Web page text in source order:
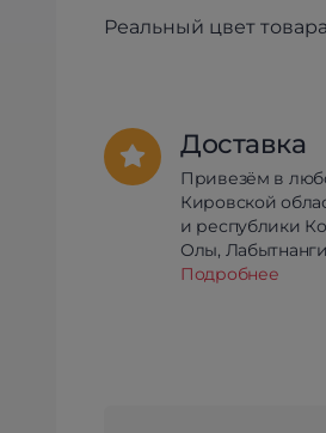
Реальный цвет
Доставка
Привезём в
Кировской
и республики
Олы,
Подробнее